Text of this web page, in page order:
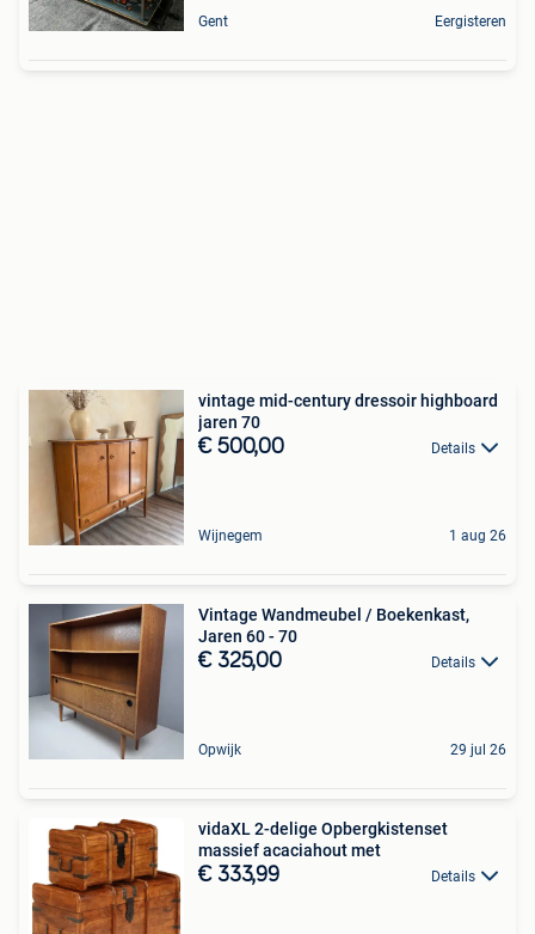
Gent Eergisteren
vintage mid-century dressoir highboard
jaren 70
€ 500,00 Details
Wijnegem 1 aug 26
Vintage Wandmeubel / Boekenkast,
Jaren 60 - 70
€ 325,00 Details
Opwijk 29 jul 26
vidaXL 2-delige Opbergkistenset
massief acaciahout met
€ 333,99 Details